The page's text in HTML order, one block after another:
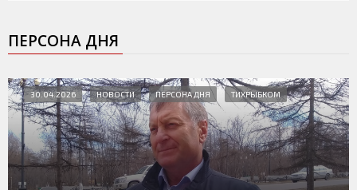
ПЕРСОНА ДНЯ
30.04.2026 НОВОСТИ ПЕРСОНА ДНЯ ТИХРЫБКОМ